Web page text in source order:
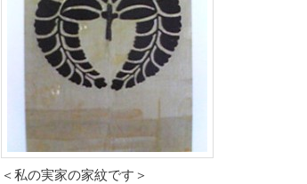
＜私の実家の家紋です＞